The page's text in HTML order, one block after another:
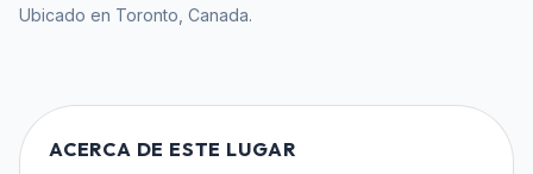
Ubicado en Toronto Canada.
ACERCA DE ESTE LUGAR